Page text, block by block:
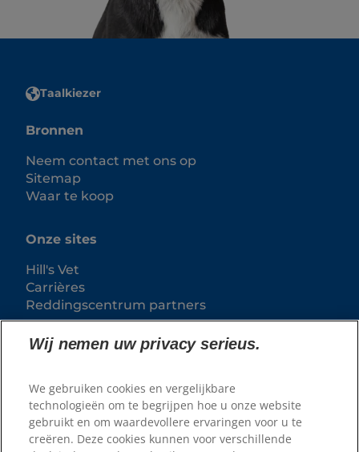
Taalkiezer
Bronnen
Neem contact met ons op
Sitemap
Waar te koop
Onze sites
Hill's Vet
Carrières
Reddingscentrum partners
Wij nemen uw privacy serieus.
We gebruiken cookies en vergelijkbare
technologieën om te begrijpen hoe u onze website
gebruikt en om waardevollere ervaringen voor u te
creëren. Deze cookies kunnen voor verschillende